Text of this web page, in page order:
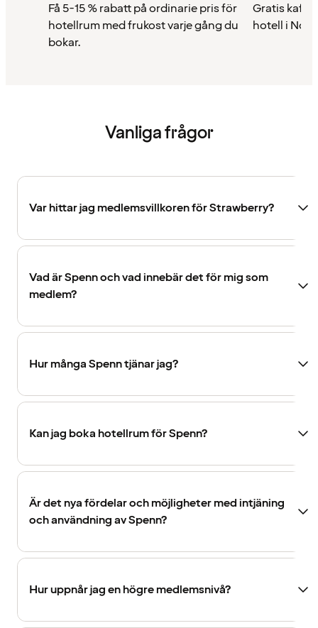
Få 5-15 % rabatt på ordinarie pris för
hotellrum med frukost varje gång du
bokar.
Gratis kaffe
hotell i
Vanliga frågor
Var hittar jag medlemsvillkoren för Strawberry?
Vad är Spenn och vad innebär det för mig som
medlem?
Hur många Spenn tjänar jag?
Kan jag boka hotellrum för Spenn?
Är det nya fördelar och möjligheter med intjäning
och användning av Spenn?
Hur uppnår jag en högre medlemsnivå?